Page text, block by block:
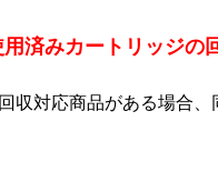
みカートリッジの回
収対応商品がある場合、